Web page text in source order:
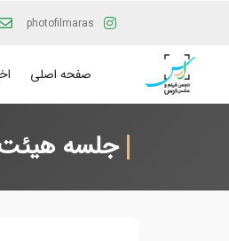
photofilmaras
صفحه اصلی
جلسه